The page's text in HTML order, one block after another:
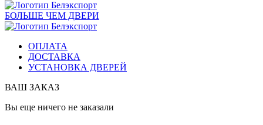
БОЛЬШЕ ЧЕМ ДВЕРИ
ОПЛАТА
ДОСТАВКА
УСТАНОВКА ДВЕРЕЙ
ВАШ ЗАКАЗ
Вы еще ничего не заказали